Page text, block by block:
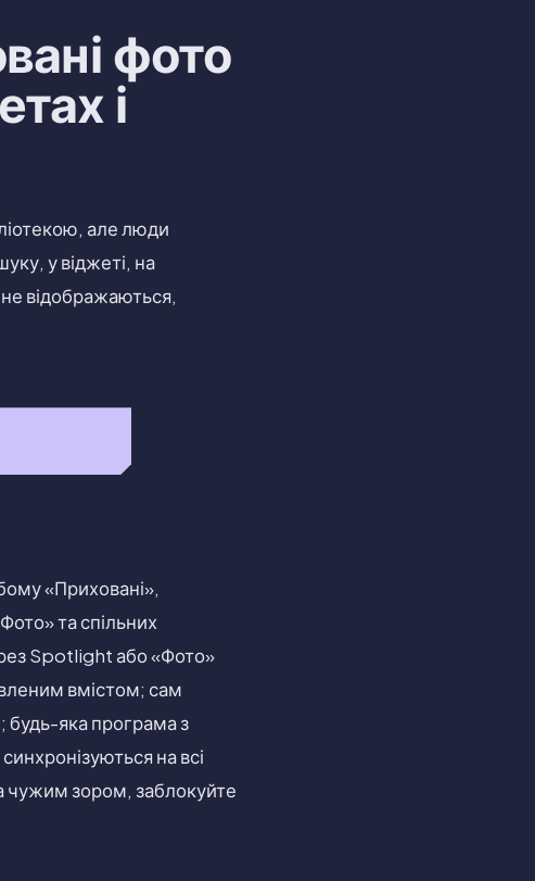
фото
і
але люди
у віджеті, на
відображаються,
«Приховані»,
та спільних
Spotlight або «Фото»
вмістом; сам
будь-яка програма з
на всі
чужим зором, заблокуйте